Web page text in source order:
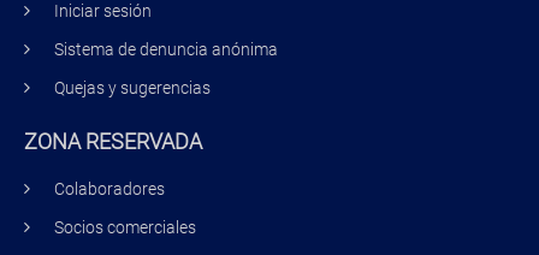
Iniciar sesión
Sistema de denuncia anónima
Quejas y sugerencias
ZONA RESERVADA
Colaboradores
Socios comerciales